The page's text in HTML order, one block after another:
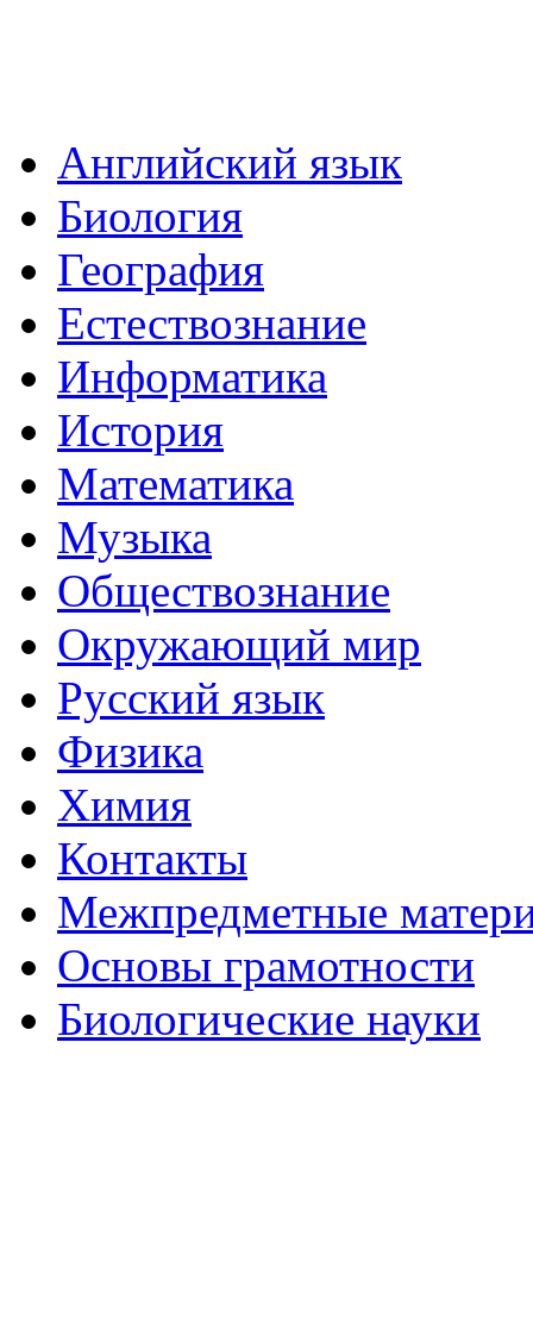
Английский язык
Биология
География
Естествознание
Информатика
История
Математика
Музыка
Обществознание
Окружающий мир
Русский язык
Физика
Химия
Контакты
Межпредметные
Основы грамотности
Биологические науки